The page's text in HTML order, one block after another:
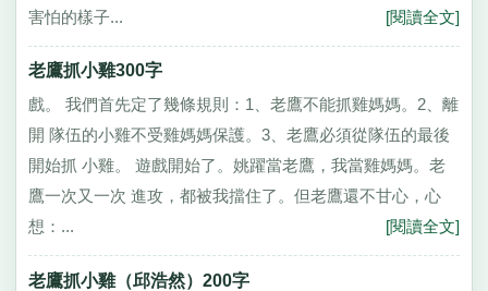
害怕的樣子...
[閱讀全文]
老鷹抓小雞300字
戲。 我們首先定了幾條規則：1、老鷹不能抓雞媽媽。2、離
開 隊伍的小雞不受雞媽媽保護。3、老鷹必須從隊伍的最後
開始抓 小雞。 遊戲開始了。姚躍當老鷹，我當雞媽媽。老
鷹一次又一次 進攻，都被我擋住了。但老鷹還不甘心，心
想：...
[閱讀全文]
老鷹抓小雞（邱浩然）200字